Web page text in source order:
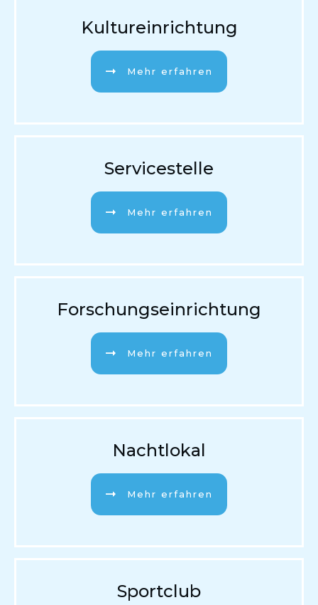
Kultureinrichtung
Mehr erfahren
Servicestelle
Mehr erfahren
Forschungseinrichtung
Mehr erfahren
Nachtlokal
Mehr erfahren
Sportclub